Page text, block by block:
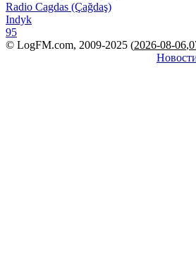
Radio Cagdas (Çağdaş)
Indyk
95
© LogFM.com, 2009-2025 (2026-08-06,